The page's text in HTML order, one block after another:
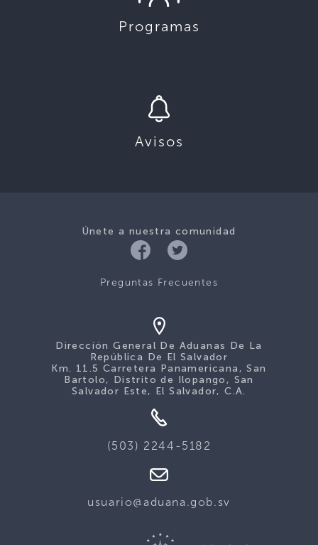
Programas
Avisos
Únete a nuestra comunidad
Preguntas Frecuentes
Dirección General De Aduanas De La
República De El Salvador
Km. 11.5 Carretera Panamericana, San
Bartolo, Distrito de Ilopango, San
Salvador Este, El Salvador, C.A.
(503) 2244-5182
usuario@aduana.gob.sv